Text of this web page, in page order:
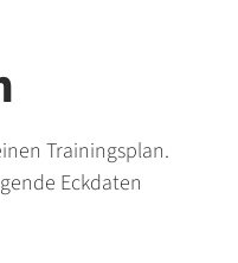
Trainingsplan.
Eckdaten